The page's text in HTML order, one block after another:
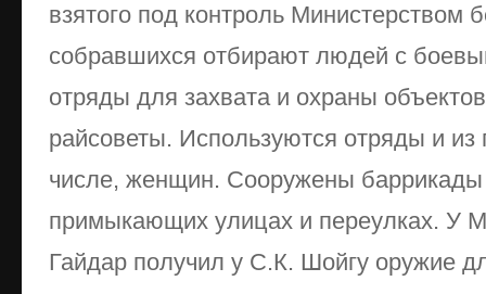
взятого под контроль Министерством
собравшихся отбирают людей с
отряды для захвата и охраны
райсоветы. Используются отряды и из
числе, женщин. Сооружены баррикады
примыкающих улицах и переулках. У
Гайдар получил у С.К. Шойгу оружие